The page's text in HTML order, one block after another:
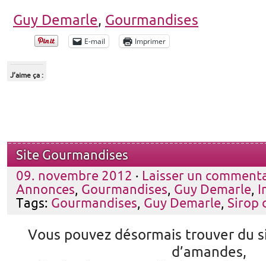
Guy Demarle, Gourmandises
E-mail Imprimer
J’aime ça :
Site Gourmandises
09. novembre 2012 · Laisser un
Annonces, Gourmandises, Guy Demarle,
Tags: Gourmandises, Guy Demarle, Sirop
Vous pouvez désormais trouver du
d’amandes,